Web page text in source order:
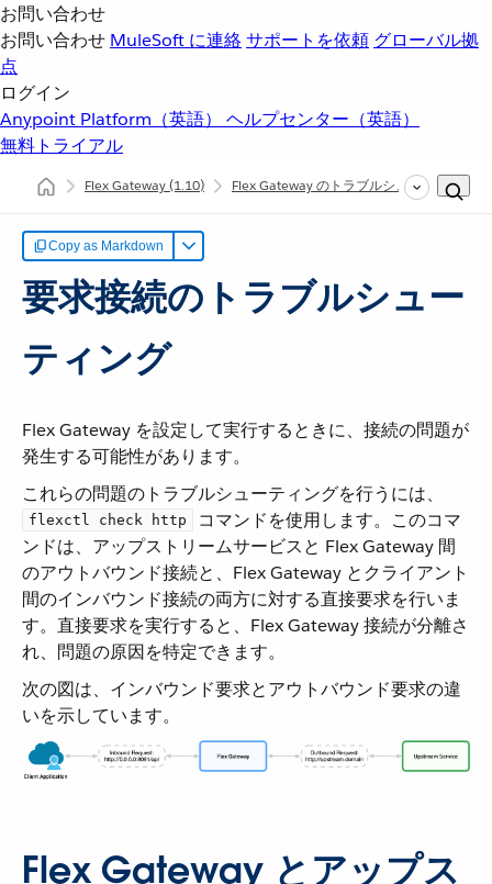
お問い合わせ
お問い合わせ MuleSoft に連絡サポートを依頼 グローバル拠
点
ログイン
Anypoint Platform（英語） ヘルプセンター（英語）
無料トライアル
Flex Gateway(1.10) Flex Gateway のトラブルシューティング
Copy as Markdown
要求接続のトラブルシュー
ティング
Flex Gateway を設定して実行するときに、接続の問題が
発生する可能性があります。
これらの問題のトラブルシューティングを行うには、​
flexctl check http
​ コマンドを使用します。このコマ
ンドは、アップストリームサービスと Flex Gateway 間
のアウトバウンド接続と、Flex Gateway とクライアント
間のインバウンド接続の両方に対する直接要求を行いま
す。直接要求を実行すると、Flex Gateway 接続が分離さ
れ、問題の原因を特定できます。
次の図は、インバウンド要求とアウトバウンド要求の違
いを示しています。
Flex Gateway とアップス